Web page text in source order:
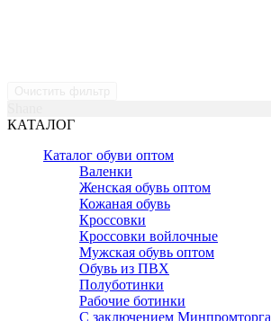
КАТАЛОГ
Каталог обуви оптом
Валенки
Женская обувь оптом
Кожаная обувь
Кроссовки
Кроссовки войлочные
Мужская обувь оптом
Обувь из ПВХ
Полуботинки
Рабочие ботинки
С заключением Минпромторга